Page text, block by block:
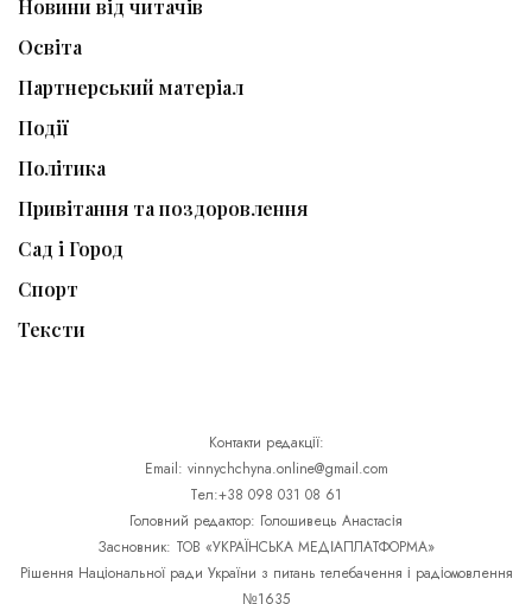
Новини від читачів
Освіта
Партнерський матеріал
Події
Політика
Привітання та поздоровлення
Сад і Город
Спорт
Тексти
Контакти редакції:
Email: vinnychchyna.online@gmail.com
Тел:+38 098 031 08 61
Головний редактор: Голошивець Анастасія
Засновник: ТОВ «УКРАЇНСЬКА МЕДІАПЛАТФОРМА»
Рішення Національної ради України з питань телебачення і радіомовлення
№1635